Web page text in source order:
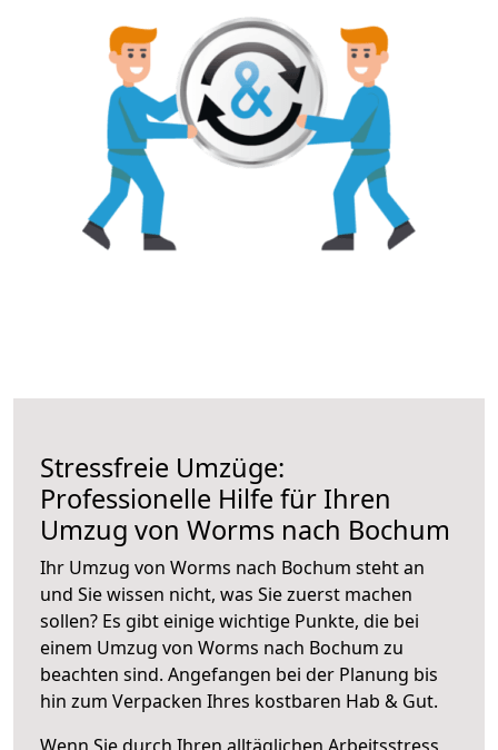
Stressfreie Umzüge:
Professionelle Hilfe für Ihren
Umzug von Worms nach Bochum
Ihr Umzug von Worms nach Bochum steht an
und Sie wissen nicht, was Sie zuerst machen
sollen? Es gibt einige wichtige Punkte, die bei
einem Umzug von Worms nach Bochum zu
beachten sind. Angefangen bei der Planung bis
hin zum Verpacken Ihres kostbaren Hab & Gut.